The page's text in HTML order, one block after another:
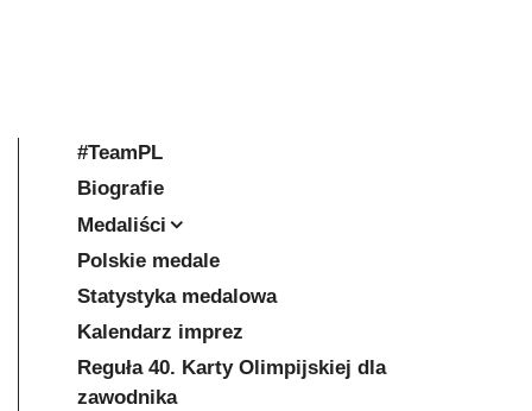
#TeamPL
Biografie
Medaliści
Polskie medale
Statystyka medalowa
Kalendarz imprez
Reguła 40. Karty Olimpijskiej dla
zawodnika